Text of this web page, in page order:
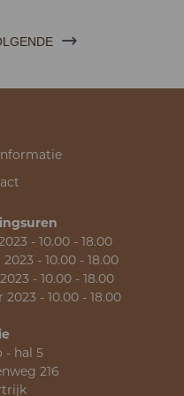
- 10.00 - 18.00
- 10.00 - 18.00
- 10.00 - 18.00
- 10.00 - 18.00
- hal 5
216